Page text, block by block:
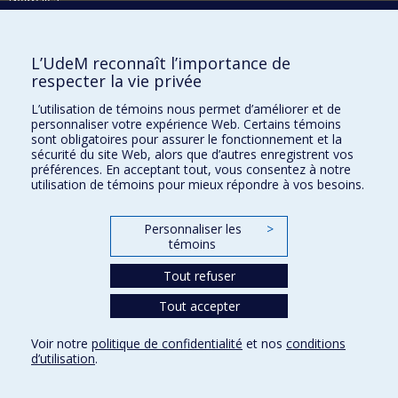
Comment soutenir le Département?
BESOIN D'AIDE?
Plan du site
Signaler une erreur
Accessibilité
FACULTÉ DES ARTS ET DES SCIENCES
Nos départements et écoles
Conditions d’utilisation
L’UdeM reconnaît l’importance de
respecter la vie privée
L’utilisation de témoins nous permet d’améliorer et de
personnaliser votre expérience Web. Certains témoins
sont obligatoires pour assurer le fonctionnement et la
sécurité du site Web, alors que d’autres enregistrent vos
préférences. En acceptant tout, vous consentez à notre
utilisation de témoins pour mieux répondre à vos besoins.
Personnaliser les
témoins
>
Tout refuser
Tout accepter
Voir notre politique de confidentialité et nos conditions
d’utilisation.